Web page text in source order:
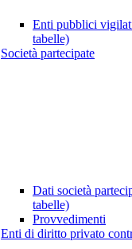
Enti pubblici
tabelle)
Società partecipate
Dati società
tabelle)
Provvedimenti
Enti di diritto privato